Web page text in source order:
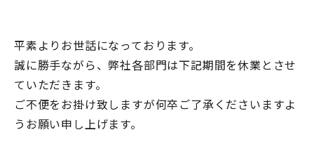
平素よりお世話になっております。
誠に勝手ながら、弊社各部門は下記期間を休業とさせ
ていただきます。
ご不便をお掛け致しますが何卒ご了承くださいますよ
うお願い申し上げます。